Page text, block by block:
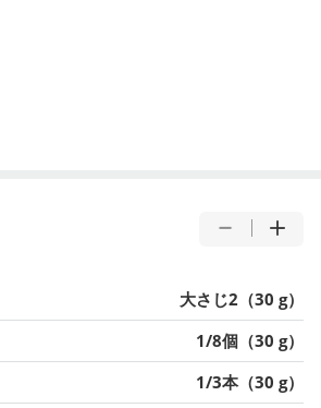
大さじ2（30 g）
1/8個（30 g）
1/3本（30 g）